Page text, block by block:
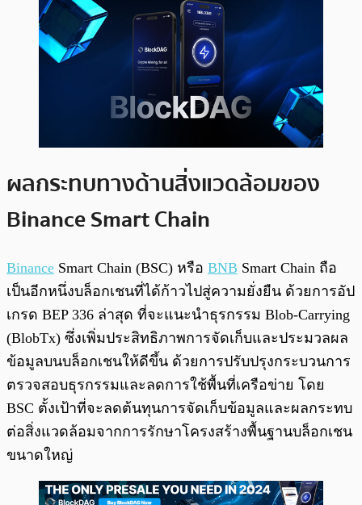
ผลกระทบทางด้านสิ่งแวดล้อมของ
Binance Smart Chain
Binance Smart Chain (BSC) หรือ BNB Smart Chain ถือ
เป็นอีกหนึ่งบล็อกเชนที่ได้ก้าวไปสู่ความยั่งยืน ด้วยการอัป
เกรด BEP 336 ล่าสุด ที่จะแนะนำธุรกรรม Blob-Carrying
(BlobTx) ซึ่งเพิ่มประสิทธิภาพการจัดเก็บและประมวลผล
ข้อมูลบนบล็อกเชนให้ดีขึ้น ด้วยการปรับปรุงกระบวนการ
ตรวจสอบธุรกรรมและลดการใช้พื้นที่เครือข่าย โดย
BSC ตั้งเป้าที่จะลดต้นทุนการจัดเก็บข้อมูลและผลกระทบ
ต่อสิ่งแวดล้อมจากการรักษาโครงสร้างพื้นฐานบล็อกเชน
ขนาดใหญ่